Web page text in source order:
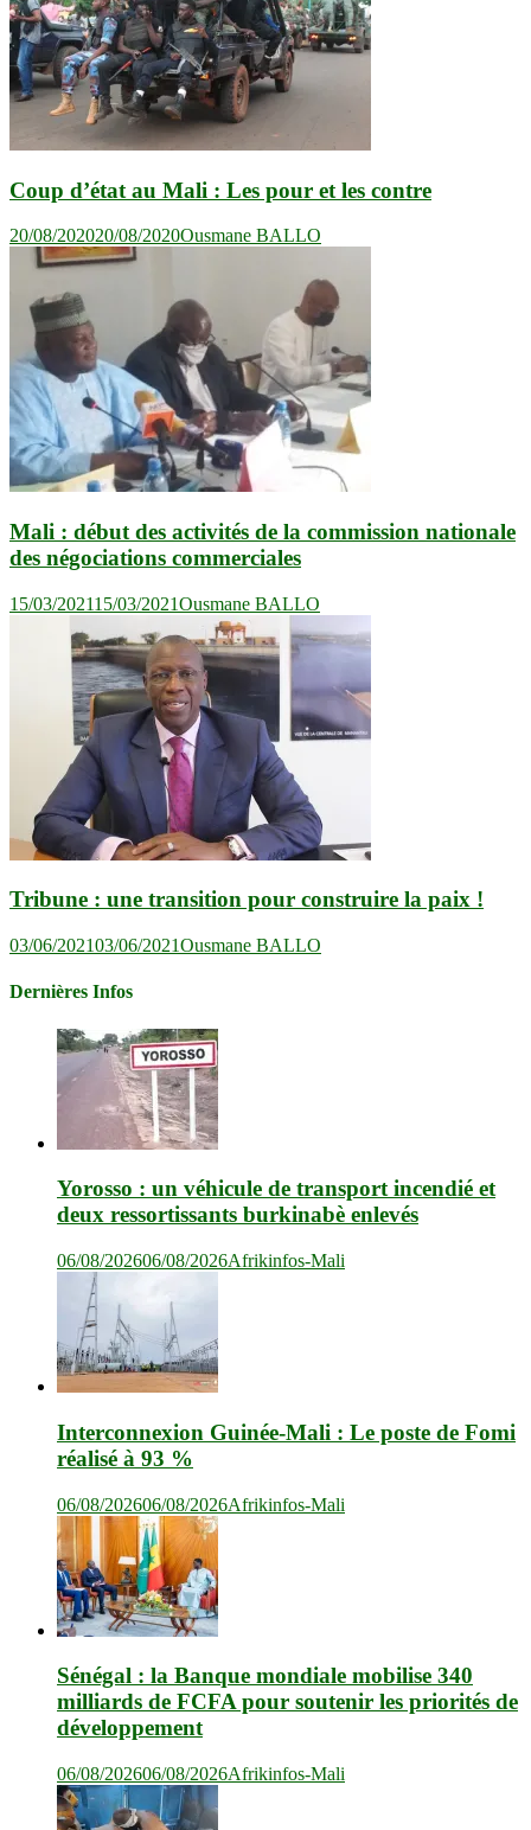
Coup d’état au Mali : Les pour et les contre
20/08/202020/08/2020Ousmane BALLO
Mali : début des activités de la commission nationale
des négociations commerciales
15/03/202115/03/2021Ousmane BALLO
Tribune : une transition pour construire la paix !
03/06/202103/06/2021Ousmane BALLO
Dernières Infos
Yorosso : un véhicule de transport incendié et
deux ressortissants burkinabè enlevés
06/08/202606/08/2026Afrikinfos-Mali
Interconnexion Guinée-Mali : Le poste de Fomi
réalisé à 93 %
06/08/202606/08/2026Afrikinfos-Mali
Sénégal : la Banque mondiale mobilise 340
milliards de FCFA pour soutenir les priorités de
développement
06/08/202606/08/2026Afrikinfos-Mali